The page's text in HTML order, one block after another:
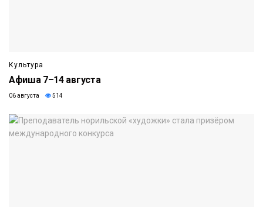
Культура
Афиша 7–14 августа
06 августа 514